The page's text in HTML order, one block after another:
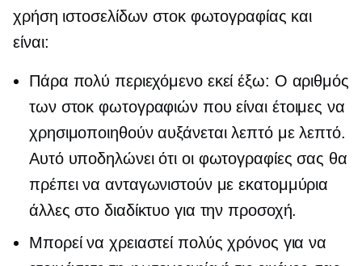
χρήση ιστοσελίδων στοκ φωτογραφίας και
είναι:
Πάρα πολύ περιεχόμενο εκεί έξω: Ο αριθμός
των στοκ φωτογραφιών που είναι έτοιμες να
χρησιμοποιηθούν αυξάνεται λεπτό με λεπτό.
Αυτό υποδηλώνει ότι οι φωτογραφίες σας θα
πρέπει να ανταγωνιστούν με εκατομμύρια
άλλες στο διαδίκτυο για την προσοχή.
Μπορεί να χρειαστεί πολύς χρόνος για να